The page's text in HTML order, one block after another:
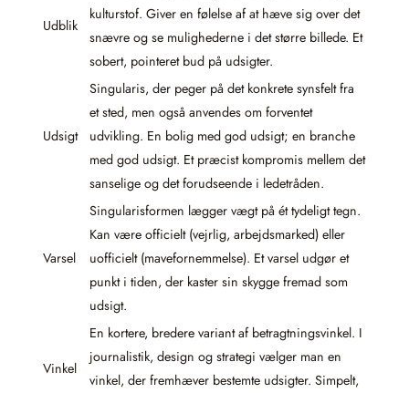
Udblik
kulturstof. Giver en følelse af at hæve sig over det
snævre og se mulighederne i det større billede. Et
sobert, pointeret bud på udsigter.
Udsigt
Singularis, der peger på det konkrete synsfelt fra
et sted, men også anvendes om forventet
udvikling. En bolig med god udsigt; en branche
med god udsigt. Et præcist kompromis mellem det
sanselige og det forudseende i ledetråden.
Varsel
Singularisformen lægger vægt på ét tydeligt tegn.
Kan være officielt (vejrlig, arbejdsmarked) eller
uofficielt (mavefornemmelse). Et varsel udgør et
punkt i tiden, der kaster sin skygge fremad som
udsigt.
Vinkel
En kortere, bredere variant af betragtningsvinkel. I
journalistik, design og strategi vælger man en
vinkel, der fremhæver bestemte udsigter. Simpelt,